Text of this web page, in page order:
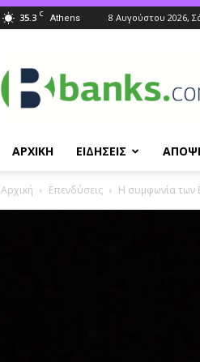
35.3 C Athens 8 Αυγούστου 2026,
ΑΡΧΙΚΗ ΕΙΔΗΣΕΙΣ
Αρχική Επενδύσεις H συμφωνία των